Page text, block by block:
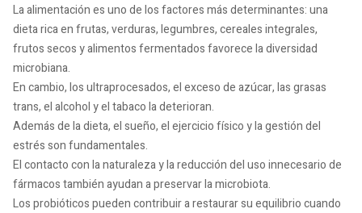
La alimentación es uno de los factores más determinantes: una
dieta rica en frutas, verduras, legumbres, cereales integrales,
frutos secos y alimentos fermentados favorece la diversidad
microbiana.
En cambio, los ultraprocesados, el exceso de azúcar, las grasas
trans, el alcohol y el tabaco la deterioran.
Además de la dieta, el sueño, el ejercicio físico y la gestión del
estrés son fundamentales.
El contacto con la naturaleza y la reducción del uso innecesario de
fármacos también ayudan a preservar la microbiota.
Los probióticos pueden contribuir a restaurar su equilibrio cuando